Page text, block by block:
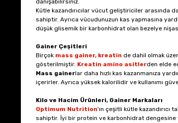
danışabilirsiniz.
Kütle kazandırıcılar vücut geliştiriciler arasında
sahiptir. Ayrıca vücudunuzun kas yapmasına
düşük glisemik bir karbonhidrat olan bezelye
Gainer Çeşitleri
Birçok mass gainer, kreatin de dahil olmak
gösterilmiştir. Kreatin amino asitlerden elde
Mass gainerlar daha hızlı kas kazanmanıza
içerirler. Ayrıca yüksek kalorilidir ve kullanımı
Kilo ve Hacim Ürünleri, Gainer Markaları
Optimum Nutrition'ın çeşitli kütle kazandırıcı
sahiptir. İyi bir protein ve karbonhidrat dengesine